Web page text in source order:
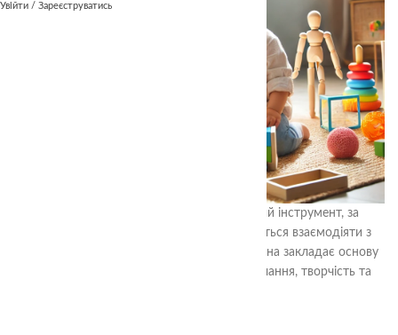
Гра – це не просто розвага. Це основний інструмент, за
допомогою якого дитина пізнає світ, вчиться взаємодіяти з
оточуючими та розвиває свої здібності. Вона закладає основу
для всебічного розвитку, поєднуючи навчання, творчість та
Увійти / Зареєструватись